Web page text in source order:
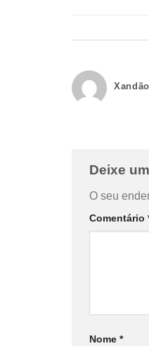
Deixe
O seu
Comentário
Nome *